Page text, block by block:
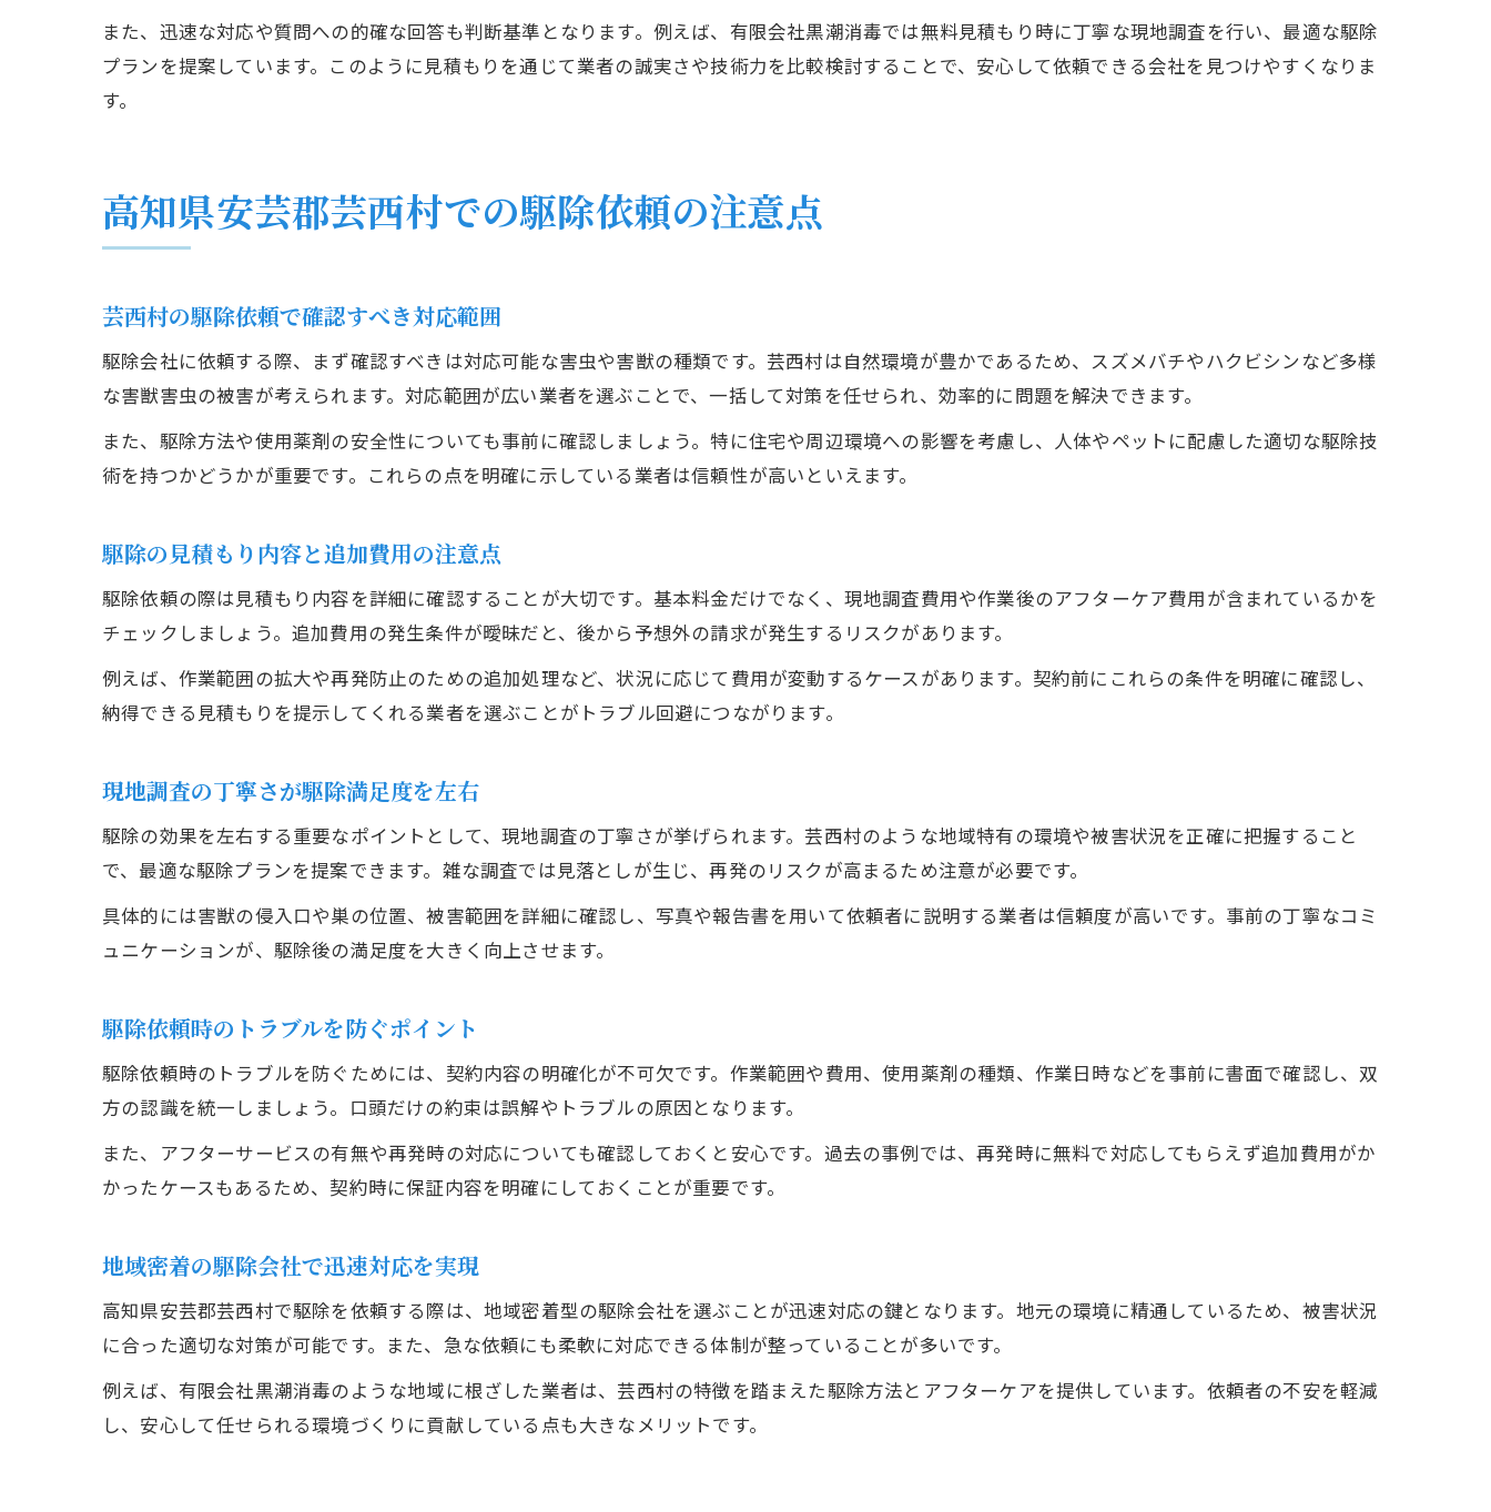
また、迅速な対応や質問への的確な回答も判断基準となります。例えば、有限会社黒潮消毒では無料見積もり時に丁寧な現地調査を行い、最適な駆除
プランを提案しています。このように見積もりを通じて業者の誠実さや技術力を比較検討することで、安心して依頼できる会社を見つけやすくなりま
す。
高知県安芸郡芸西村での駆除依頼の注意点
芸西村の駆除依頼で確認すべき対応範囲
駆除会社に依頼する際、まず確認すべきは対応可能な害虫や害獣の種類です。芸西村は自然環境が豊かであるため、スズメバチやハクビシンなど多様
な害獣害虫の被害が考えられます。対応範囲が広い業者を選ぶことで、一括して対策を任せられ、効率的に問題を解決できます。
また、駆除方法や使用薬剤の安全性についても事前に確認しましょう。特に住宅や周辺環境への影響を考慮し、人体やペットに配慮した適切な駆除技
術を持つかどうかが重要です。これらの点を明確に示している業者は信頼性が高いといえます。
駆除の見積もり内容と追加費用の注意点
駆除依頼の際は見積もり内容を詳細に確認することが大切です。基本料金だけでなく、現地調査費用や作業後のアフターケア費用が含まれているかを
チェックしましょう。追加費用の発生条件が曖昧だと、後から予想外の請求が発生するリスクがあります。
例えば、作業範囲の拡大や再発防止のための追加処理など、状況に応じて費用が変動するケースがあります。契約前にこれらの条件を明確に確認し、
納得できる見積もりを提示してくれる業者を選ぶことがトラブル回避につながります。
現地調査の丁寧さが駆除満足度を左右
駆除の効果を左右する重要なポイントとして、現地調査の丁寧さが挙げられます。芸西村のような地域特有の環境や被害状況を正確に把握すること
で、最適な駆除プランを提案できます。雑な調査では見落としが生じ、再発のリスクが高まるため注意が必要です。
具体的には害獣の侵入口や巣の位置、被害範囲を詳細に確認し、写真や報告書を用いて依頼者に説明する業者は信頼度が高いです。事前の丁寧なコミ
ュニケーションが、駆除後の満足度を大きく向上させます。
駆除依頼時のトラブルを防ぐポイント
駆除依頼時のトラブルを防ぐためには、契約内容の明確化が不可欠です。作業範囲や費用、使用薬剤の種類、作業日時などを事前に書面で確認し、双
方の認識を統一しましょう。口頭だけの約束は誤解やトラブルの原因となります。
また、アフターサービスの有無や再発時の対応についても確認しておくと安心です。過去の事例では、再発時に無料で対応してもらえず追加費用がか
かったケースもあるため、契約時に保証内容を明確にしておくことが重要です。
地域密着の駆除会社で迅速対応を実現
高知県安芸郡芸西村で駆除を依頼する際は、地域密着型の駆除会社を選ぶことが迅速対応の鍵となります。地元の環境に精通しているため、被害状況
に合った適切な対策が可能です。また、急な依頼にも柔軟に対応できる体制が整っていることが多いです。
例えば、有限会社黒潮消毒のような地域に根ざした業者は、芸西村の特徴を踏まえた駆除方法とアフターケアを提供しています。依頼者の不安を軽減
し、安心して任せられる環境づくりに貢献している点も大きなメリットです。